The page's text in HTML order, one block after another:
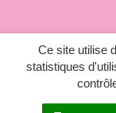
Ce site utilise
statistiques